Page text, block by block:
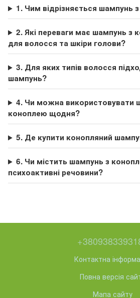
1. Чим відрізняється шампунь
2. Які переваги має шампунь з
для волосся та шкіри голови?
3. Для яких типів волосся
шампунь?
4. Чи можна використовувати
коноплею щодня?
5. Де купити конопляний
6. Чи містить шампунь з
психоактивні речовини?
Контактна
Повна версія
Мапа сайту